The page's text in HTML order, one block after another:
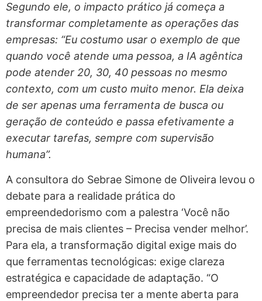
Segundo ele, o impacto prático já começa a
transformar completamente as operações das
empresas: “Eu costumo usar o exemplo de que
quando você atende uma pessoa, a IA agêntica
pode atender 20, 30, 40 pessoas no mesmo
contexto, com um custo muito menor. Ela deixa
de ser apenas uma ferramenta de busca ou
geração de conteúdo e passa efetivamente a
executar tarefas, sempre com supervisão
humana”.
A consultora do Sebrae Simone de Oliveira levou o
debate para a realidade prática do
empreendedorismo com a palestra ‘Você não
precisa de mais clientes – Precisa vender melhor’.
Para ela, a transformação digital exige mais do
que ferramentas tecnológicas: exige clareza
estratégica e capacidade de adaptação. “O
empreendedor precisa ter a mente aberta para